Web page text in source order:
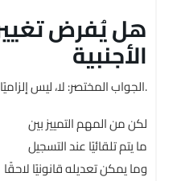
هل يُفرض
الأجنبية
الجواب المختصر: لا، ليس إلزاميًا بشكل مطلق.
لكن من المهم التمييز بين
ما يتم تلقائيًا عند التسجيل
وما يمكن تعديله قانونيًا لاحقًا